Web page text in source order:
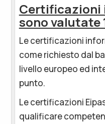
sono valutate
Le certificazioni
come richiesto dal
livello europeo ed
punto.
Le certificazioni
qualificare